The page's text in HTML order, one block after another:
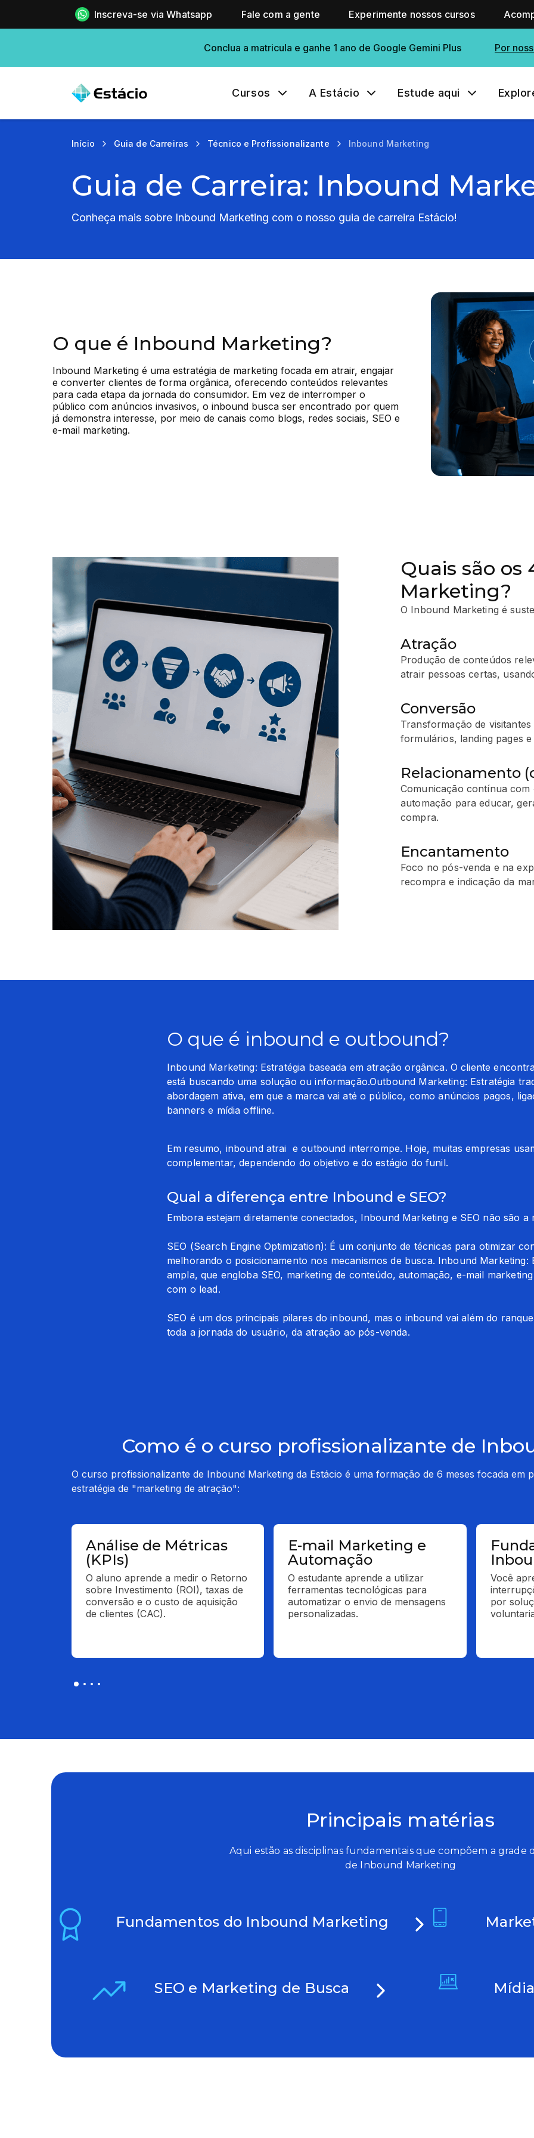
Inscreva-se via Whatsapp Fale com a gente Experimente nossos cursos
Conclua a matricula e ganhe 1 ano de Google Gemini Plus Por
Cursos A Estácio Estude aqui
Início Guia de Carreiras Técnico e Profissionalizante Inbound Marketing
Guia de Carreira: Inbound
Conheça mais sobre Inbound Marketing com o nosso guia de carreira Estácio!
O que é Inbound Marketing?
Inbound Marketing é uma estratégia de marketing focada em atrair, engajar
e converter clientes de forma orgânica, oferecendo conteúdos relevantes
para cada etapa da jornada do consumidor. Em vez de interromper o
público com anúncios invasivos, o inbound busca ser encontrado por quem
já demonstra interesse, por meio de canais como blogs, redes sociais, SEO e
e-mail marketing.
Quais são os
Marketing?
O Inbound Marketing é
Atração
Produção de conteúdos
atrair pessoas certas,
Conversão
Transformação de
formulários, landing pages
Relacionamento
Comunicação contínua com
automação para educar,
compra.
Encantamento
Foco no pós-venda e na
recompra e indicação da
O que é inbound e outbound?
Inbound Marketing: Estratégia baseada em atração orgânica. O cliente
está buscando uma solução ou informação.Outbound Marketing: Estratégia
abordagem ativa, em que a marca vai até o público, como anúncios pagos,
banners e mídia offline.
Em resumo, inbound atrai  e outbound interrompe. Hoje, muitas empresas
complementar, dependendo do objetivo e do estágio do funil.
Qual a diferença entre Inbound e SEO?
Embora estejam diretamente conectados, Inbound Marketing e SEO não são a
SEO (Search Engine Optimization): É um conjunto de técnicas para otimizar
melhorando o posicionamento nos mecanismos de busca. Inbound Marketing:
ampla, que engloba SEO, marketing de conteúdo, automação, e-mail
com o lead.
SEO é um dos principais pilares do inbound, mas o inbound vai além do
toda a jornada do usuário, da atração ao pós-venda.
Como é o curso profissionalizante de
O curso profissionalizante de Inbound Marketing da Estácio é uma formação de 6 meses focada em
estratégia de "marketing de atração":
Análise de Métricas
(KPIs)
O aluno aprende a medir o Retorno
sobre Investimento (ROI), taxas de
conversão e o custo de aquisição
de clientes (CAC).
E-mail Marketing e
Automação
O estudante aprende a utilizar
ferramentas tecnológicas para
automatizar o envio de mensagens
personalizadas.
Você
por
Principais matérias
Aqui estão as disciplinas fundamentais que compõem a grade
de Inbound Marketing
Fundamentos do Inbound Marketing
SEO e Marketing de Busca